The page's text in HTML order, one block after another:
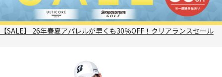
【SALE】 26年春夏アパレルが早くも30％OFF！クリアランスセール